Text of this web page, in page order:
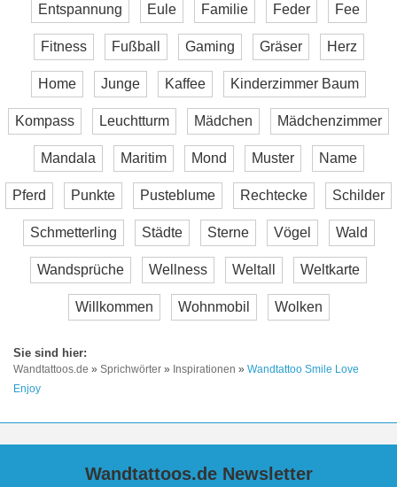
Entspannung Eule Familie Feder Fee
Fitness Fußball Gaming Gräser Herz
Home Junge Kaffee Kinderzimmer Baum
Kompass Leuchtturm Mädchen Mädchenzimmer
Mandala Maritim Mond Muster Name
Pferd Punkte Pusteblume Rechtecke Schilder
Schmetterling Städte Sterne Vögel Wald
Wandsprüche Wellness Weltall Weltkarte
Willkommen Wohnmobil Wolken
Wandtattoos.de » Sprichwörter » Inspirationen » Wandtattoo Smile Love
Enjoy
Wandtattoos.de Newsletter